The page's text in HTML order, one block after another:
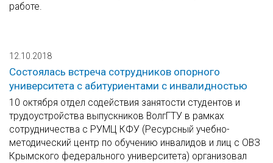
работе.
12.10.2018
Состоялась встреча сотрудников опорного
университета с абитуриентами с инвалидностью
10 октября отдел содействия занятости студентов и
трудоустройства выпускников ВолгГТУ в рамках
сотрудничества с РУМЦ КФУ (Ресурсный учебно-
методический центр по обучению инвалидов и лиц с ОВЗ
Крымского федерального университета) организовал